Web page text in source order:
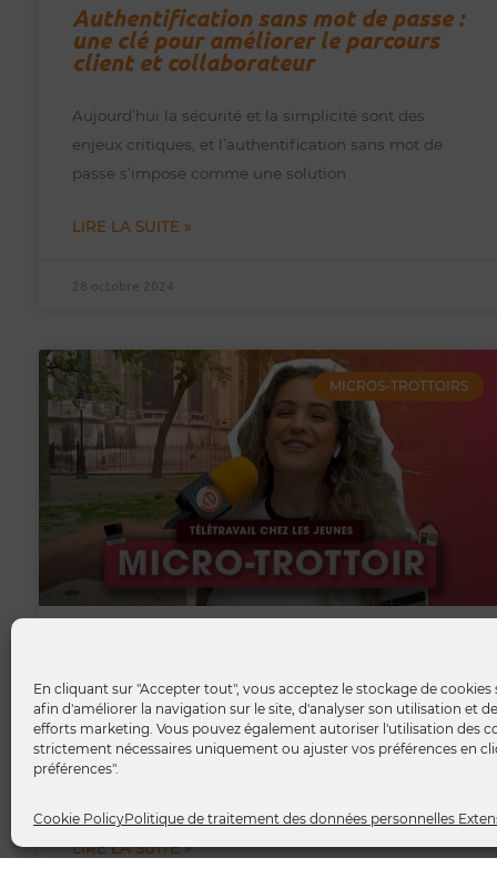
En cliquant sur "Accepter tout", vous acceptez le stockage de cookies
afin d'améliorer la navigation sur le site, d'analyser son utilisation et
efforts marketing. Vous pouvez également autoriser l'utilisation des
strictement nécessaires uniquement ou ajuster vos préférences en
préférences".
Cookie PolicyPolitique de traitement des données personnelles
Authentification sans mot de passe :
une clé pour améliorer le parcours
client et collaborateur
Aujourd’hui la sécurité et la simplicité sont des
enjeux critiques, et l’authentification sans mot de
passe s’impose comme une solution
LIRE LA SUITE »
28 octobre 2024
MICROS-TROTTOIRS
jeunes
https://vimeo.com/986530702 [#MicroTrottoir] 📽️
Dans le cadre de notre série de Micro-trottoirs sur la
LIRE LA SUITE »